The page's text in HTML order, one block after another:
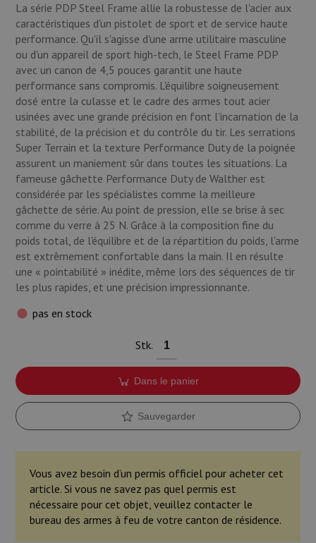
La série PDP Steel Frame allie la robustesse de l'acier aux
caractéristiques d'un pistolet de sport et de service haute
performance. Qu'il s'agisse d'une arme utilitaire masculine
ou d'un appareil de sport high-tech, le Steel Frame PDP
avec un canon de 4,5 pouces garantit une haute
performance sans compromis. L'équilibre soigneusement
dosé entre la culasse et le cadre des armes tout acier
usinées avec une grande précision en font l'incarnation de la
stabilité, de la précision et du contrôle du tir. Les serrations
Super Terrain et la texture Performance Duty de la poignée
assurent un maniement sûr dans toutes les situations. La
fameuse gâchette Performance Duty de Walther est
considérée par les spécialistes comme la meilleure
gâchette de série. Au point de pression, elle se brise à sec
comme du verre à 25 N. Grâce à la composition fine du
poids total, de l'équilibre et de la répartition du poids, l'arme
est extrêmement confortable dans la main. Il en résulte
une « pointabilité » inédite, même lors des séquences de tir
les plus rapides, et une précision impressionnante.
pas en stock
Stk.
Dans le panier
Sauvegarder
Vous avez besoin d’un permis officiel pour acheter cet
article. Si vous ne savez pas quel permis est
nécessaire pour cet objet, veuillez contacter le
bureau des armes à feu de votre canton de résidence.